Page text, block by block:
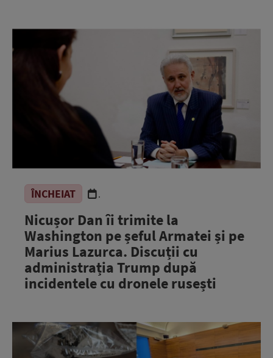
ÎNCHEIAT .
Nicușor Dan îi trimite la
Washington pe șeful Armatei și pe
Marius Lazurca. Discuții cu
administrația Trump după
incidentele cu dronele rusești